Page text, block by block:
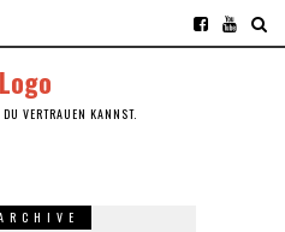
VERTRAUEN KANNST.